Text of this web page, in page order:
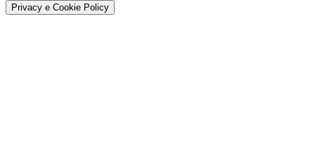
Privacy e Cookie Policy